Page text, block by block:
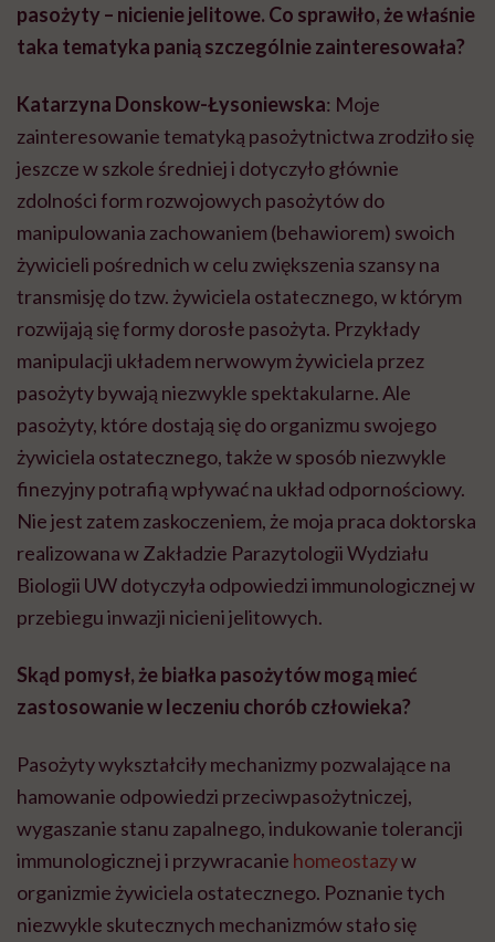
pasożyty – nicienie jelitowe. Co sprawiło, że właśnie
taka tematyka panią szczególnie zainteresowała?
Katarzyna Donskow-Łysoniewska: Moje
zainteresowanie tematyką pasożytnictwa zrodziło się
jeszcze w szkole średniej i dotyczyło głównie
zdolności form rozwojowych pasożytów do
manipulowania zachowaniem (behawiorem) swoich
żywicieli pośrednich w celu zwiększenia szansy na
transmisję do tzw. żywiciela ostatecznego, w którym
rozwijają się formy dorosłe pasożyta. Przykłady
manipulacji układem nerwowym żywiciela przez
pasożyty bywają niezwykle spektakularne. Ale
pasożyty, które dostają się do organizmu swojego
żywiciela ostatecznego, także w sposób niezwykle
finezyjny potrafią wpływać na układ odpornościowy.
Nie jest zatem zaskoczeniem, że moja praca doktorska
realizowana w Zakładzie Parazytologii Wydziału
Biologii UW dotyczyła odpowiedzi immunologicznej w
przebiegu inwazji nicieni jelitowych.
Skąd pomysł, że białka pasożytów mogą mieć
zastosowanie w leczeniu chorób człowieka?
Pasożyty wykształciły mechanizmy pozwalające na
hamowanie odpowiedzi przeciwpasożytniczej,
wygaszanie stanu zapalnego, indukowanie tolerancji
immunologicznej i przywracanie homeostazyw
organizmie żywiciela ostatecznego. Poznanie tych
niezwykle skutecznych mechanizmów stało się